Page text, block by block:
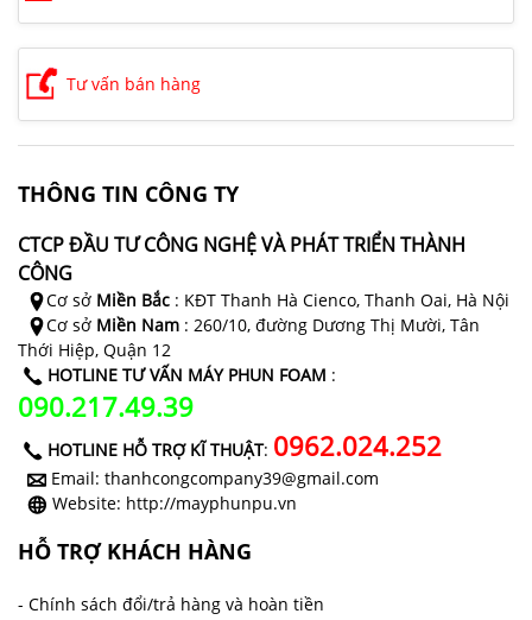
Tư vấn bán hàng
THÔNG TIN CÔNG TY
CTCP ĐẦU TƯ CÔNG NGHỆ VÀ PHÁT TRIỂN THÀNH
CÔNG
Cơ sở Miền Bắc : KĐT Thanh Hà Cienco, Thanh Oai, Hà Nội
Cơ sở Miền Nam : 260/10, đường Dương Thị Mười, Tân
Thới Hiệp, Quận 12
HOTLINE TƯ VẤN MÁY PHUN FOAM :
090.217.49.39
HOTLINE HỖ TRỢ KĨ THUẬT: 0962.024.252
Email: thanhcongcompany39@gmail.com
Website: http://mayphunpu.vn
HỖ TRỢ KHÁCH HÀNG
- Chính sách đổi/trả hàng và hoàn tiền